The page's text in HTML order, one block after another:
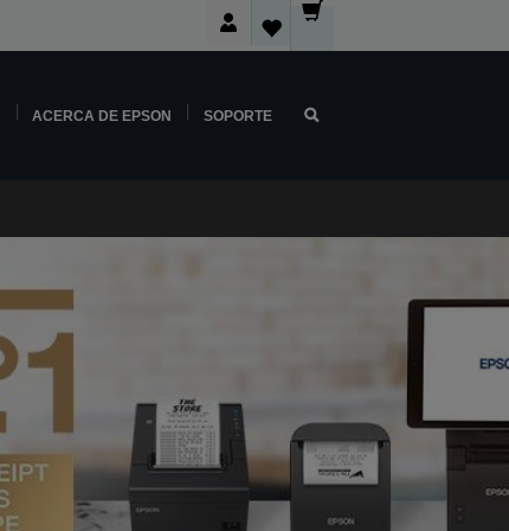
ACERCA DE EPSON SOPORTE